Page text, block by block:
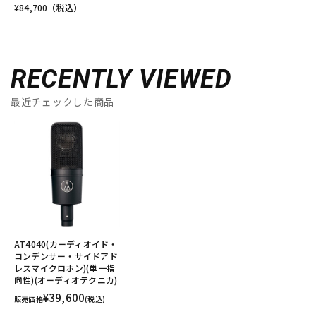
¥84,700 （税込）
RECENTLY VIEWED
最近チェックした商品
AT4040(カーディオイド・
コンデンサー・サイドアド
レスマイクロホン)(単一指
向性)(オーディオテクニカ)
販売価格¥39,600(税込)